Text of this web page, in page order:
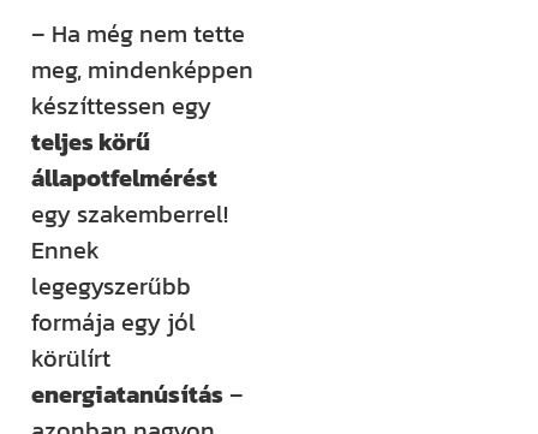
– Ha még nem tette
meg, mindenképpen
készíttessen egy
teljes körű
állapotfelmérést
egy szakemberrel!
Ennek
legegyszerűbb
formája egy jól
körülírt
energiatanúsítás–